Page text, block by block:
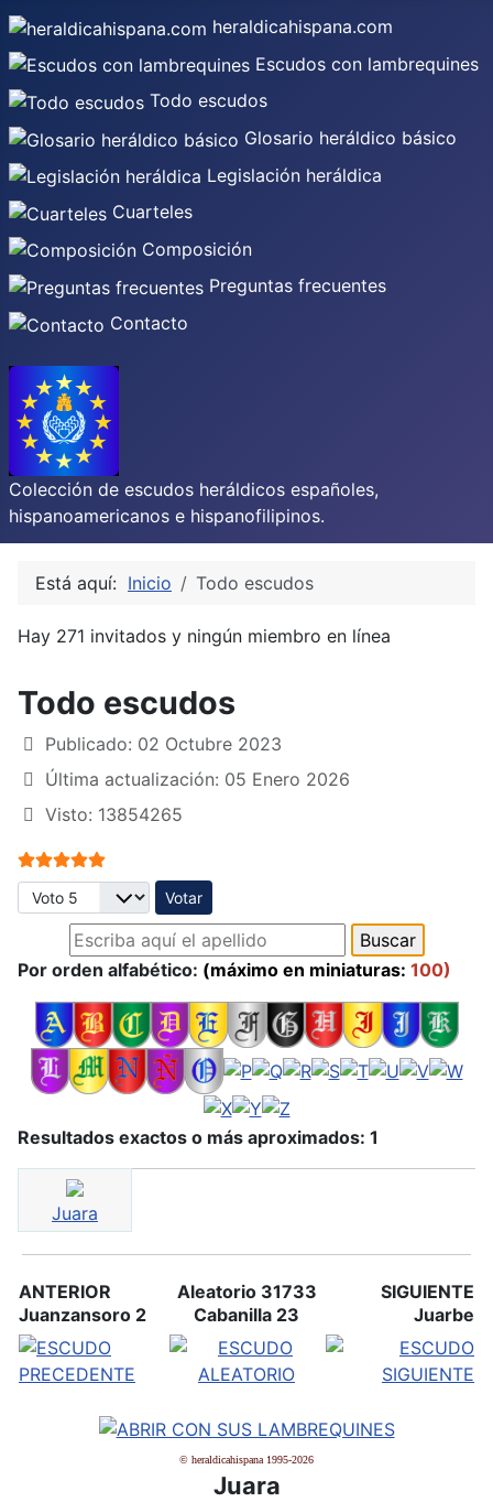
heraldicahispana.com
Escudos con lambrequines
Todo escudos
Glosario heráldico básico
Legislación heráldica
Cuarteles
Composición
Preguntas frecuentes
Contacto
Colección de escudos heráldicos españoles,
hispanoamericanos e hispanofilipinos.
Está aquí: Inicio Todo escudos
Hay 271 invitados y ningún miembro en línea
Todo escudos
Publicado: 02 Octubre 2023
Última actualización: 05 Enero 2026
Visto: 13854265
Ratio:5/5
Por favor, vote
Por orden alfabético: (máximo en miniaturas: 100)
Resultados exactos o más aproximados: 1
Juara
ANTERIOR
Juanzansoro 2
Aleatorio 31733
Cabanilla 23
SIGUIENTE
Juarbe
© heraldicahispana 1995-2026
Juara